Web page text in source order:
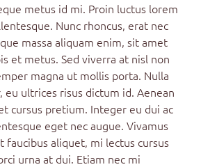
metus id mi. Proin luctus lorem
Nunc rhoncus, erat nec
massa aliquam enim, sit amet
et metus. Sed viverra at nisl non
magna ut mollis porta. Nulla
eu ultrices risus dictum id. Aenean
cursus pretium. Integer eu dui ac
eget nec augue. Vivamus
faucibus aliquet, mi lectus cursus
urna at dui. Etiam nec mi